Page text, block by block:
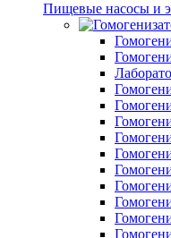
Пищевые насосы и